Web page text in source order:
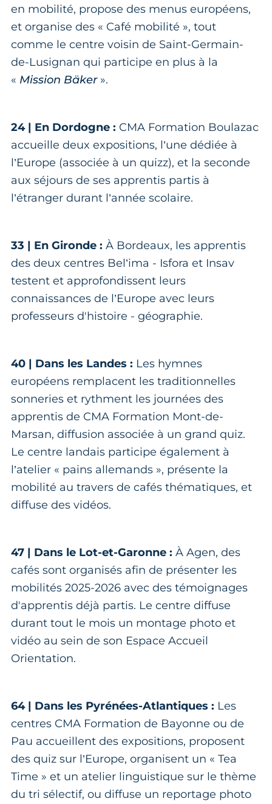
en mobilité, propose des menus européens,
et organise des « Café mobilité », tout
comme le centre voisin de Saint-Germain-
de-Lusignan qui participe en plus à la
« Mission Bäker».
24 | En Dordogne : CMA Formation Boulazac
accueille deux expositions, l’une dédiée à
l’Europe (associée à un quizz), et la seconde
aux séjours de ses apprentis partis à
l’étranger durant l’année scolaire.
33 | En Gironde : À Bordeaux, les apprentis
des deux centres Bel’ima - Isfora et Insav
testent et approfondissent leurs
connaissances de l’Europe avec leurs
professeurs d'histoire - géographie.
40 | Dans les Landes : Les hymnes
européens remplacent les traditionnelles
sonneries et rythment les journées des
apprentis de CMA Formation Mont-de-
Marsan, diffusion associée à un grand quiz.
Le centre landais participe également à
l’atelier « pains allemands », présente la
mobilité au travers de cafés thématiques, et
diffuse des vidéos.
47 | Dans le Lot-et-Garonne : À Agen, des
cafés sont organisés afin de présenter les
mobilités 2025-2026 avec des témoignages
d'apprentis déjà partis. Le centre diffuse
durant tout le mois un montage photo et
vidéo au sein de son Espace Accueil
Orientation.
64 | Dans les Pyrénées-Atlantiques : Les
centres CMA Formation de Bayonne ou de
Pau accueillent des expositions, proposent
des quiz sur l’Europe, organisent un « Tea
Time » et un atelier linguistique sur le thème
du tri sélectif, ou diffuse un reportage photo